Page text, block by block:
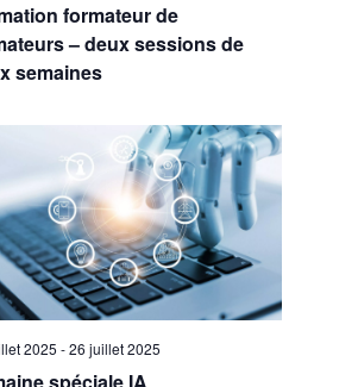
formateur de
– deux sessions de
semaines
2025 -26 juillet 2025